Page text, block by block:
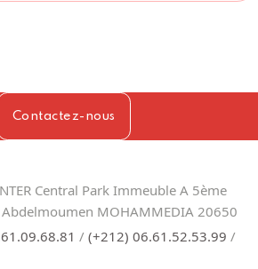
Contactez-nous
Central Park Immeuble A 5ème
Abdelmoumen MOHAMMEDIA 20650
/ (+212) 06.61.52.53.99 /